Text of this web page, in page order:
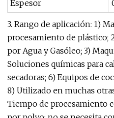
Espesor
3. Rango de aplicación: 1)
procesamiento de plástico;
por Agua y Gasóleo; 3)
Soluciones químicas para
secadoras; 6) Equipos de
8) Utilizado en muchas
Tiempo de procesamiento